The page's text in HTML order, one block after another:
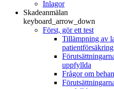
Inlagor
Skadeanmälan
keyboard_arrow_down
Först, gör ett test
Tillämpning av
patientförsäkring
uppfyllda
Frågor om